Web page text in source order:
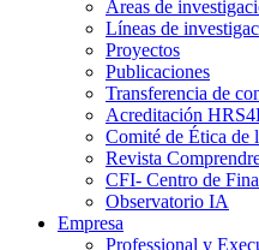
Áreas de
Líneas de
Proyectos
Publicaciones
Transferencia de
Acreditación
Comité de Ética de
Revista
CFI- Centro de
Observatorio IA
Empresa
Professional y